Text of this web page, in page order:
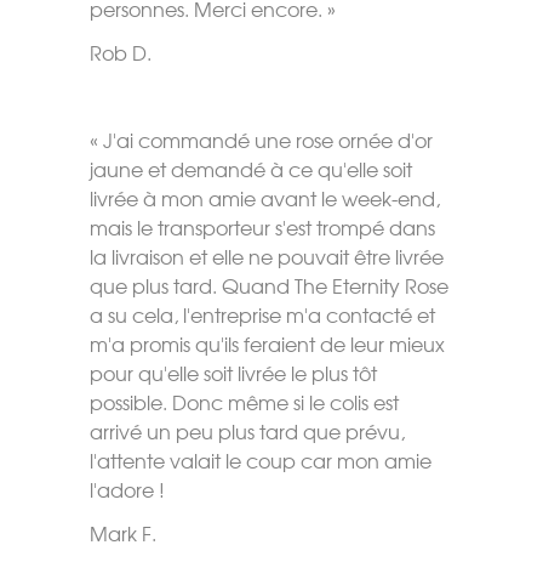
personnes. Merci encore. »
Rob D.
« J'ai commandé une rose ornée d'or
jaune et demandé à ce qu'elle soit
livrée à mon amie avant le week-end,
mais le transporteur s'est trompé dans
la livraison et elle ne pouvait être livrée
que plus tard. Quand The Eternity Rose
a su cela, l'entreprise m'a contacté et
m'a promis qu'ils feraient de leur mieux
pour qu'elle soit livrée le plus tôt
possible. Donc même si le colis est
arrivé un peu plus tard que prévu,
l'attente valait le coup car mon amie
l'adore !
Mark F.